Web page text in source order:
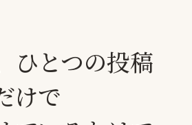
ひとつの投稿
けで